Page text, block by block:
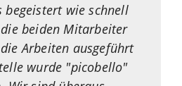
begeistert wie schnell
beiden Mitarbeiter
Arbeiten ausgeführt
wurde "picobello"